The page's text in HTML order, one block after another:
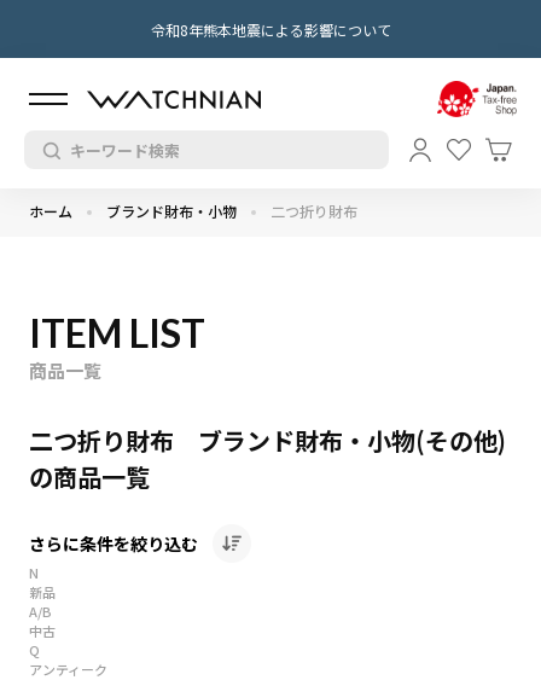
令和8年熊本地震による影響について
ホーム ブランド財布・小物 二つ折り財布
ITEM LIST
商品一覧
二つ折り財布 ブランド財布・小物(その他)
の商品一覧
さらに条件を絞り込む
N
新品
A/B
中古
Q
アンティーク